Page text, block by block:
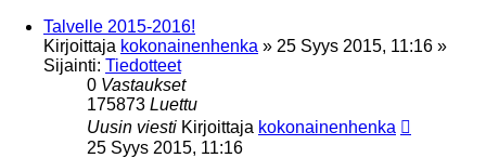
Talvelle 2015-2016!
Kirjoittaja kokonainenhenka » 25 Syys 2015, 11:16 »
Sijainti: Tiedotteet
0 Vastaukset
175873 Luettu
Uusin viesti Kirjoittaja kokonainenhenka
25 Syys 2015, 11:16